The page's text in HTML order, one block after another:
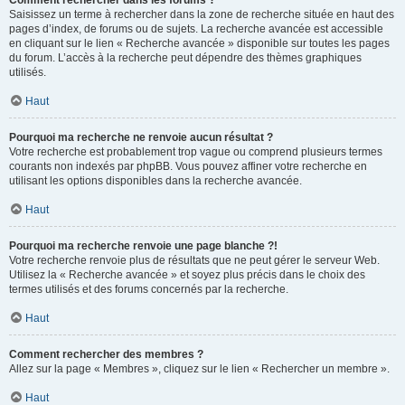
Saisissez un terme à rechercher dans la zone de recherche située en haut des
pages d’index, de forums ou de sujets. La recherche avancée est accessible
en cliquant sur le lien « Recherche avancée » disponible sur toutes les pages
du forum. L’accès à la recherche peut dépendre des thèmes graphiques
utilisés.
Haut
Pourquoi ma recherche ne renvoie aucun résultat ?
Votre recherche est probablement trop vague ou comprend plusieurs termes
courants non indexés par phpBB. Vous pouvez affiner votre recherche en
utilisant les options disponibles dans la recherche avancée.
Haut
Pourquoi ma recherche renvoie une page blanche ?!
Votre recherche renvoie plus de résultats que ne peut gérer le serveur Web.
Utilisez la « Recherche avancée » et soyez plus précis dans le choix des
termes utilisés et des forums concernés par la recherche.
Haut
Comment rechercher des membres ?
Allez sur la page « Membres », cliquez sur le lien « Rechercher un membre ».
Haut